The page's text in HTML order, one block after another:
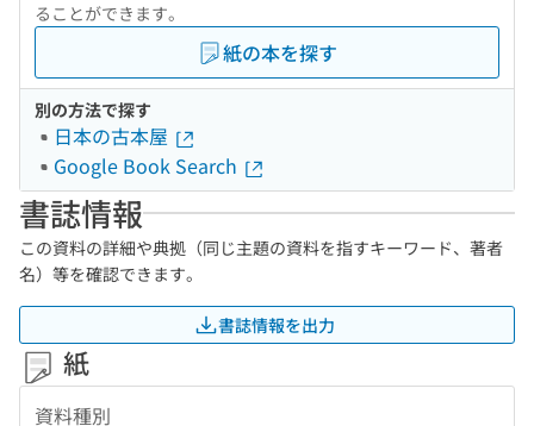
ることができます。
紙の本を探す
別の方法で探す
日本の古本屋
Google Book Search
書誌情報
この資料の詳細や典拠（同じ主題の資料を指すキーワード、著者
名）等を確認できます。
書誌情報を出力
紙
資料種別